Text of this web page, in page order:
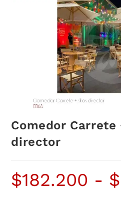
Comedor
director
$182.200 - $